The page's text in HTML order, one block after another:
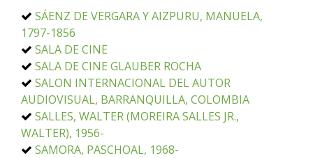
SÁENZ DE VERGARA Y AIZPURU, MANUELA,
1797-1856
SALA DE CINE
SALA DE CINE GLAUBER ROCHA
SALON INTERNACIONAL DEL AUTOR
AUDIOVISUAL, BARRANQUILLA, COLOMBIA
SALLES, WALTER (MOREIRA SALLES JR.,
WALTER), 1956-
SAMORA, PASCHOAL, 1968-